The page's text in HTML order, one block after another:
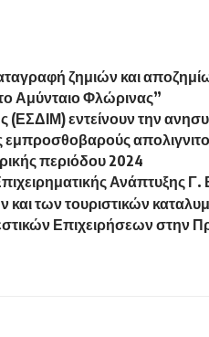
ζημιών και
Αμύνταιο Φλώρινας”
εντείνουν την
εμπροσθοβαρούς
περιόδου 2024
Ανάπτυξης Γ.
των τουριστικών
Επιχειρήσεων στην